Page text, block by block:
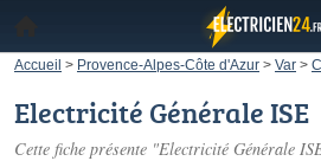
Accueil > Provence-Alpes-Côte d'Azur > Var >
Electricité Générale ISE
Cette fiche présente "Electricité Générale